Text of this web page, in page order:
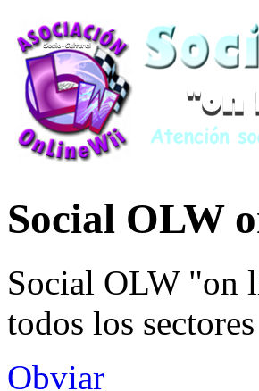
Social OLW
Social OLW "on
todos los
Obviar